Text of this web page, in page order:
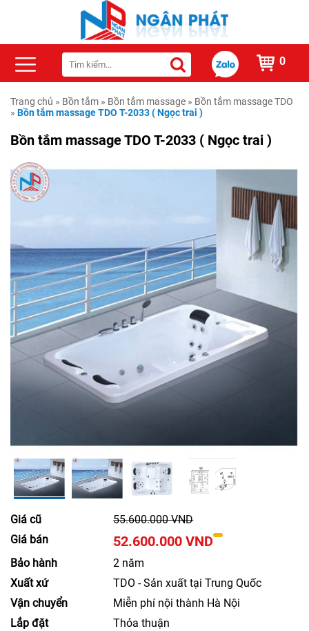
0
Trang chủ » Bồn tắm » Bồn tắm massage » Bồn tắm massage TDO
» Bồn tắm massage TDO T-2033 ( Ngọc trai )
Bồn tắm massage TDO T-2033 ( Ngọc trai )
Giá cũ
55.600.000 VND
Giá bán
52.600.000 VND
Bảo hành
2 năm
Xuất xứ
TDO - Sản xuất tại Trung Quốc
Vận chuyển
Miễn phí nội thành Hà Nội
Lắp đặt
Thỏa thuận